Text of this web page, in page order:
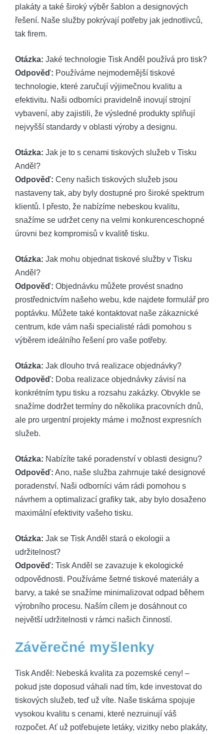
plakáty a také široký výběr šablon a designových
řešení. Naše služby pokrývají potřeby jak jednotlivců,
tak firem.
Otázka: Jaké technologie Tisk Anděl používá pro tisk?
Odpověď: Používáme nejmodernější tiskové
technologie, které zaručují výjimečnou kvalitu a
efektivitu. Naši odborníci pravidelně inovují strojní
vybavení, aby zajistili, že výsledné produkty splňují
nejvyšší standardy v oblasti výroby a designu.
Otázka: Jak je to s cenami tiskových služeb v Tisku
Anděl?
Odpověď: Ceny našich tiskových služeb jsou
nastaveny tak, aby byly dostupné pro široké spektrum
klientů. I přesto, že nabízíme nebeskou kvalitu,
snažíme se udržet ceny na velmi konkurenceschopné
úrovni bez kompromisů v kvalitě tisku.
Otázka: Jak mohu objednat tiskové služby v Tisku
Anděl?
Odpověď: Objednávku můžete provést snadno
prostřednictvím našeho webu, kde najdete formulář pro
poptávku. Můžete také kontaktovat naše zákaznické
centrum, kde vám naši specialisté rádi pomohou s
výběrem ideálního řešení pro vaše potřeby.
Otázka: Jak dlouho trvá realizace objednávky?
Odpověď: Doba realizace objednávky závisí na
konkrétním typu tisku a rozsahu zakázky. Obvykle se
snažíme dodržet termíny do několika pracovních dnů,
ale pro urgentní projekty máme i možnost expresních
služeb.
Otázka: Nabízíte také poradenství v oblasti designu?
Odpověď: Ano, naše služba zahrnuje také designové
poradenství. Naši odborníci vám rádi pomohou s
návrhem a optimalizací grafiky tak, aby bylo dosaženo
maximální efektivity vašeho tisku.
Otázka: Jak se Tisk Anděl stará o ekologii a
udržitelnost?
Odpověď: Tisk Anděl se zavazuje k ekologické
odpovědnosti. Používáme šetrné tiskové materiály a
barvy, a také se snažíme minimalizovat odpad během
výrobního procesu. Naším cílem je dosáhnout co
největší udržitelnosti v rámci našich činností.
Závěrečné myšlenky
Tisk Anděl: Nebeská kvalita za pozemské ceny! –
pokud jste doposud váhali nad tím, kde investovat do
tiskových služeb, teď už víte. Naše tiskárna spojuje
vysokou kvalitu s cenami, které nezruinují váš
rozpočet. Ať už potřebujete letáky, vizitky nebo plakáty,